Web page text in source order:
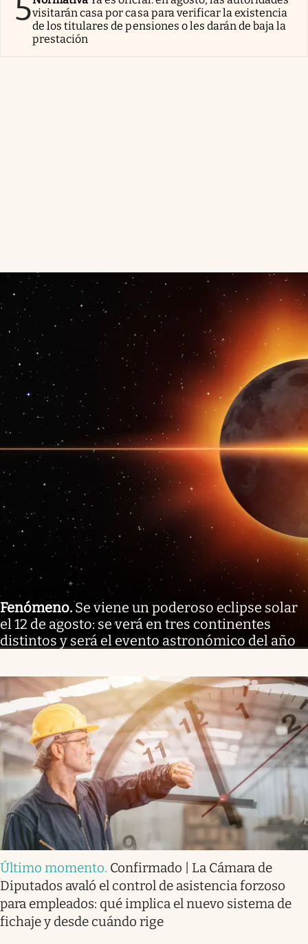
5visitarán casa por casa para verificar la existencia
de los titulares de pensiones o les darán de baja la
prestación
Fenómeno.Se viene un poderoso eclipse solar
el 12 de agosto: se verá en tres continentes
distintos y será el evento astronómico del año
Último momento. Confirmado | La Cámara de
Diputados avaló el control de asistencia forzoso
para empleados: qué implica el nuevo sistema de
fichaje y desde cuándo rige